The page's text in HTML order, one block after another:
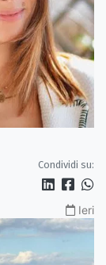
Condividi su:
Ieri